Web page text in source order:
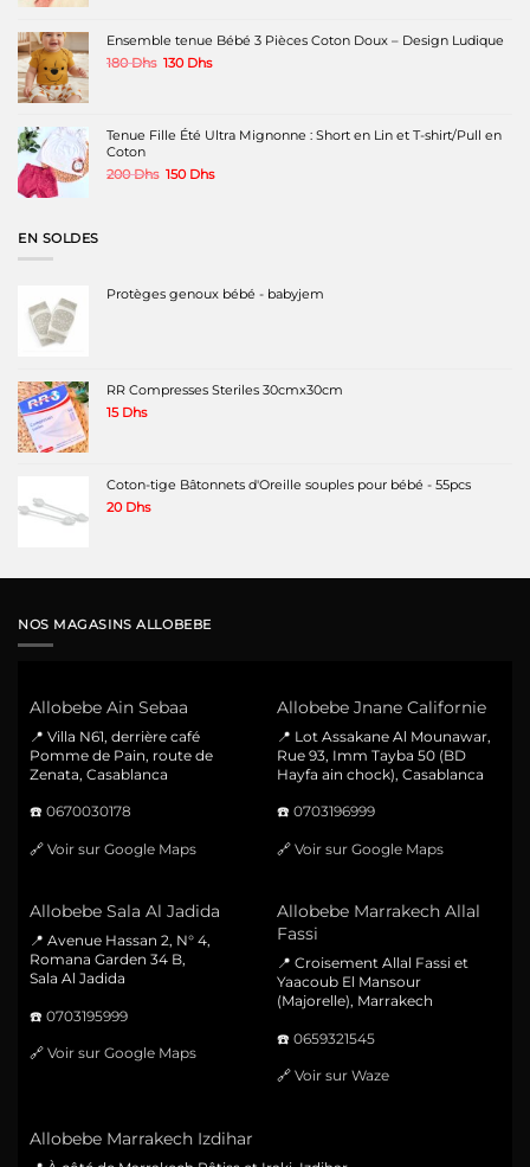
140 Dhs.
Ensemble tenue Bébé 3 Pièces Coton Doux – Design Ludique
180Dhs Le
180 Dhs.
130 DhsLe
130 Dhs.
Tenue Fille Été Ultra Mignonne : Short en Lin et T-shirt/Pull en
Coton
200Dhs Le
150 DhsLe
EN SOLDES
Protèges genoux bébé - babyjem
RR Compresses Steriles 30cmx30cm
15 Dhs
Coton-tige Bâtonnets d'Oreille souples pour bébé - 55pcs
20 Dhs
NOS MAGASINS ALLOBEBE
Allobebe Ain Sebaa
📍 Villa N61, derrière café
Pomme de Pain, route de
Zenata, Casablanca
☎️ 0670030178
🔗 Voir sur Google Maps
Allobebe Jnane Californie
📍 Lot Assakane Al Mounawar,
Rue 93, Imm Tayba 50 (BD
Hayfa ain chock), Casablanca
☎️ 0703196999
🔗 Voir sur Google Maps
Allobebe Sala Al Jadida
📍 Avenue Hassan 2, N° 4,
Romana Garden 34 B,
Sala Al Jadida
☎️ 0703195999
🔗 Voir sur Google Maps
Allobebe Marrakech Allal
Fassi
📍 Croisement Allal Fassi et
Yaacoub El Mansour
(Majorelle), Marrakech
☎️ 0659321545
🔗 Voir sur Waze
Allobebe Marrakech Izdihar